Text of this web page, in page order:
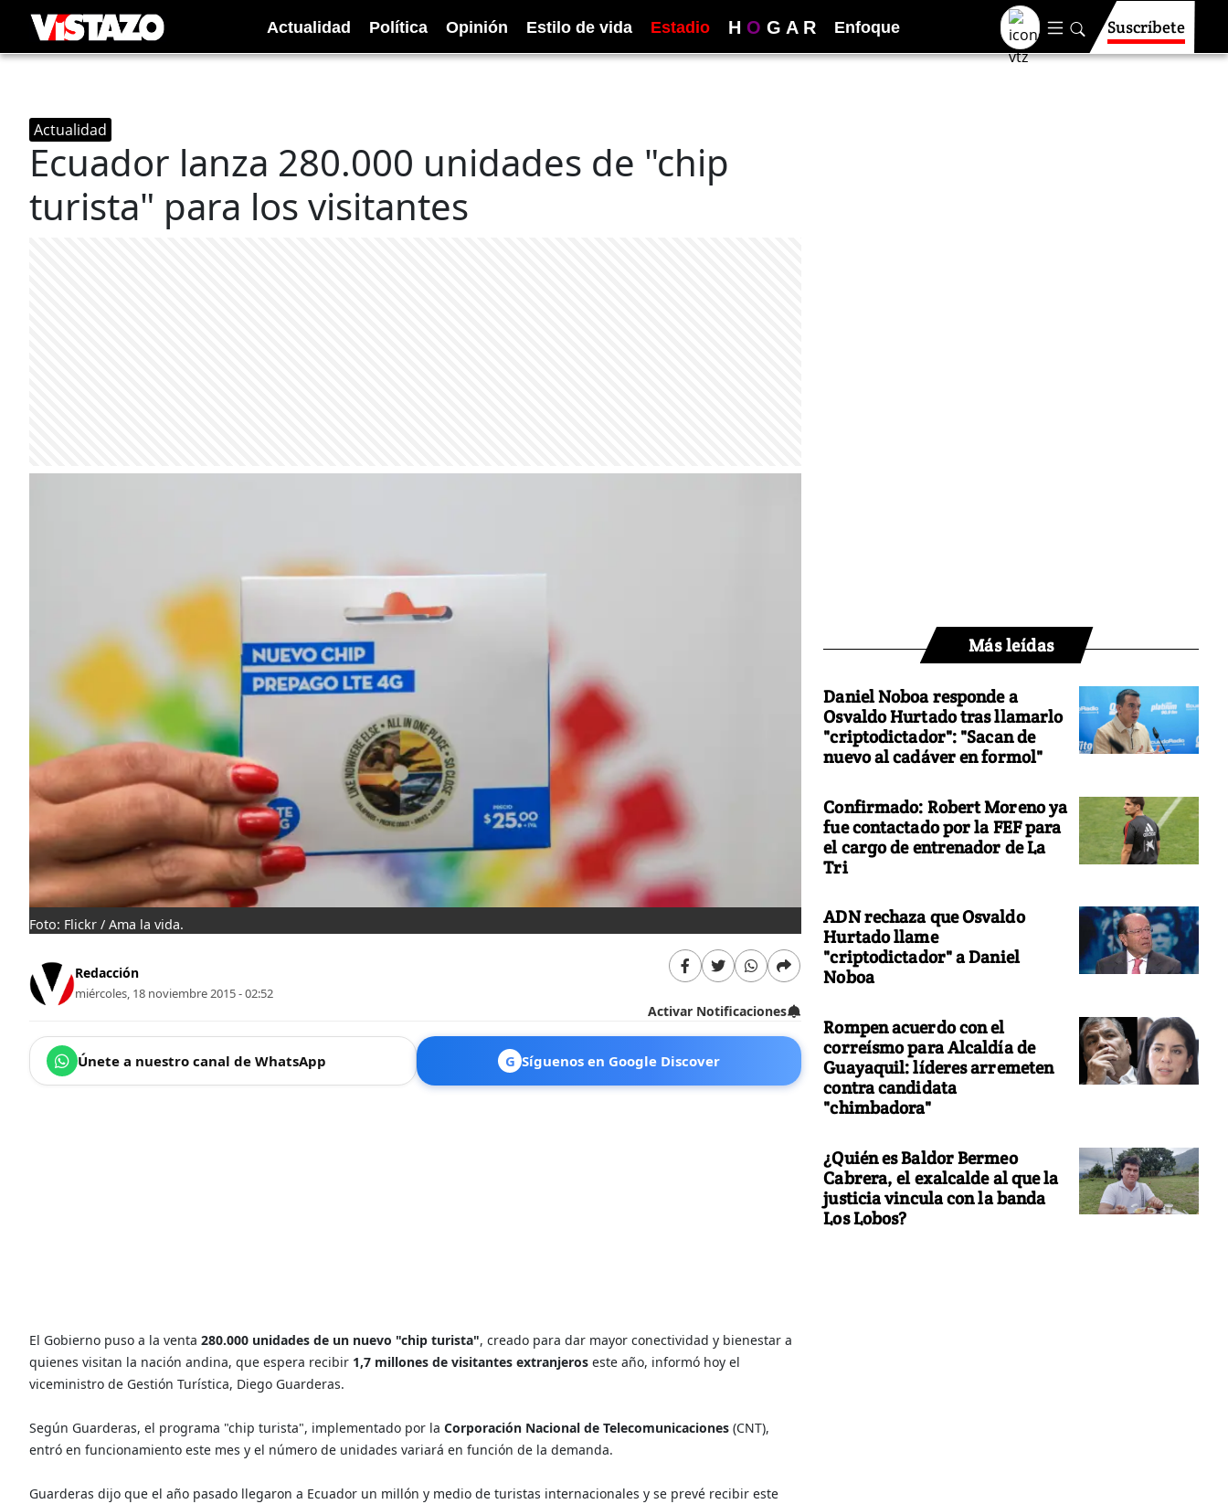
Actualidad Política Opinión Estilo de vida Estadio H O G A R Enfoque Suscríbete
Actualidad
Ecuador lanza 280.000 unidades de "chip
turista" para los visitantes
Foto: Flickr / Ama la vida.
Redacción
miércoles, 18 noviembre 2015 - 02:52
Activar Notificaciones
Únete a nuestro canal de WhatsApp G Síguenos en Google Discover
El Gobierno puso a la venta 280.000 unidades de un nuevo "chip turista", creado para dar mayor conectividad y bienestar a
quienes visitan la nación andina, que espera recibir 1,7 millones de visitantes extranjeros este año, informó hoy el
viceministro de Gestión Turística, Diego Guarderas.
Según Guarderas, el programa "chip turista", implementado por la Corporación Nacional de Telecomunicaciones (CNT),
entró en funcionamiento este mes y el número de unidades variará en función de la demanda.
Guarderas dijo que el año pasado llegaron a Ecuador un millón y medio de turistas internacionales y se prevé recibir este
Más leídas
Daniel Noboa responde a
Osvaldo Hurtado tras llamarlo
"criptodictador": "Sacan de
nuevo al cadáver en formol"
Confirmado: Robert Moreno ya
fue contactado por la FEF para
el cargo de entrenador de La
Tri
ADN rechaza que Osvaldo
Hurtado llame
"criptodictador" a Daniel
Noboa
Rompen acuerdo con el
correísmo para Alcaldía de
Guayaquil: líderes arremeten
contra candidata
"chimbadora"
¿Quién es Baldor Bermeo
Cabrera, el exalcalde al que la
justicia vincula con la banda
Los Lobos?